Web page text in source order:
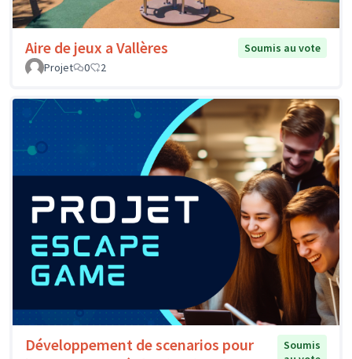
Aire de jeux a Vallères
Soumis au vote
Projet
0 2
Développement de scenarios pour
Soumis